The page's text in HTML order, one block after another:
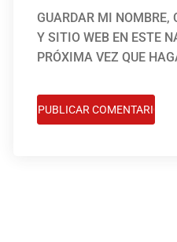
GUARDAR MI NOMBRE,
Y SITIO WEB EN ESTE
PRÓXIMA VEZ QUE